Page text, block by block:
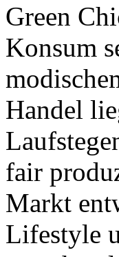
Green
Konsum
Handel
fair
Markt
Lifestyle